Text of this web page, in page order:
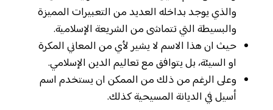
والذي يوجد بداخله العديد من التعبيرات المميزة
والبسيطة التي تتماشى من الشريعة الإسلامية.
حيث ان هذا الاسم لا يشير لأي من المعاني المكرة
او السيئة، بل يتوافق مع تعاليم الدين الإسلامي.
وعلى الرغم من ذلك من الممكن ان يستخدم اسم
أسيل في الديانة المسيحية كذلك.